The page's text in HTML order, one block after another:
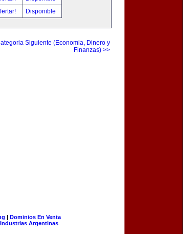
Disponible
Siguiente (Economia, Dinero y
Finanzas) >>
| Dominios En Venta
Industrias Argentinas